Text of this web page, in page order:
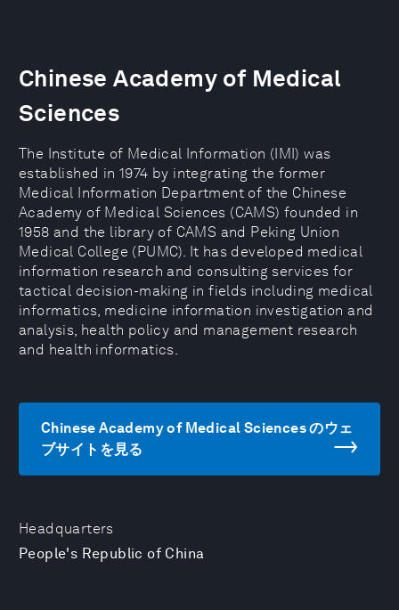
Headquarters
People's Republic of China
Chinese Academy of Medical
Sciences
The Institute of Medical Information (IMI) was
established in 1974 by integrating the former
Medical Information Department of the Chinese
Academy of Medical Sciences (CAMS) founded in
1958 and the library of CAMS and Peking Union
Medical College (PUMC). It has developed medical
information research and consulting services for
tactical decision-making in fields including medical
informatics, medicine information investigation and
analysis, health policy and management research
and health informatics.
Chinese Academy of Medical Sciences のウェ
ブサイトを見る